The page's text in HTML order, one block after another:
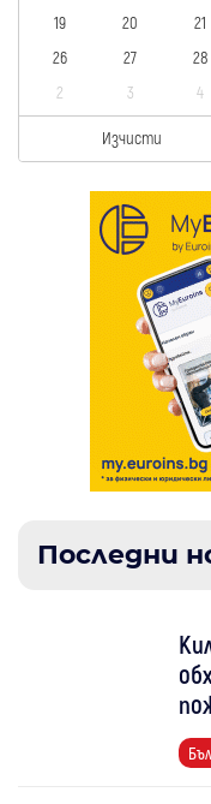
19 20 21
26
27 28
2
3 4
Изчисти
Последни